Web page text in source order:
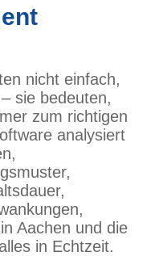
nicht einfach,
sie bedeuten,
zum richtigen
analysiert
Aachen und die
in Echtzeit.